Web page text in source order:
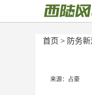
首页 > 防务
来源：占豪